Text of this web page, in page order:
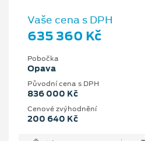
Vaše cena s DPH
635 360 Kč
Pobočka
Opava
Původní cena s DPH
836 000 Kč
Cenové zvýhodnění
200 640 Kč